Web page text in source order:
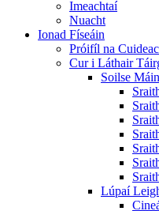
Imeachtaí
Nuacht
Ionad Físeáin
Próifíl na
Cur i Láthair
Soilse
Lúpaí